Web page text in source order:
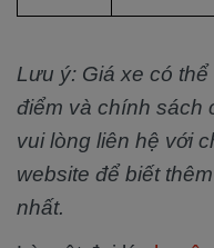
Lưu ý: Giá xe có
điểm và chính sách
vui lòng liên hệ với
website để biết
nhất.